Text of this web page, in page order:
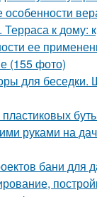
особенности
к дому:
ее
(155 фото)
для
руками на
бани для